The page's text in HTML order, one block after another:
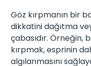
Göz kırpmanın bir
dikkatini dağıtma
çabasıdır. Örneğin,
kırpmak, esprinin
algılanmasını